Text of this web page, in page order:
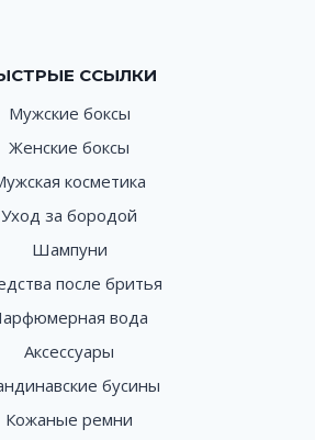
ССЫЛКИ
Мужские боксы
Женские боксы
косметика
Уход за бородой
Шампуни
после бритья
вода
Аксессуары
бусины
Кожаные ремни